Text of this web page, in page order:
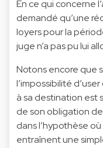
En ce qui concerne
demandé qu’une
loyers pour la
juge n’a pas pu lui
Notons encore que
l’impossibilité
à sa destination est
de son obligation
dans l’hypothèse
entraînent une